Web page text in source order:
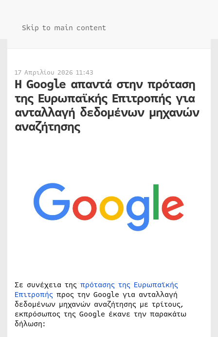
Skip to main content
17 Απριλίου 2026 11:43
Η Google απαντά στην πρόταση
της Ευρωπαϊκής Επιτροπής για
ανταλλαγή δεδομένων μηχανών
αναζήτησης
Σε συνέχεια της πρότασης της Ευρωπαϊκής
Επιτροπής προς την Google για ανταλλαγή
δεδομένων μηχανών αναζήτησης με τρίτους,
εκπρόσωπος της Google έκανε την παρακάτω
δήλωση: